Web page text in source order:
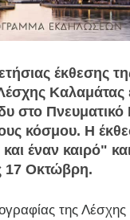
έκθεσης
Καλαμάτας
στο Πνευματικό
κόσμου. Η
έναν καιρό"
17 Οκτώβρη.
της Λέσχης